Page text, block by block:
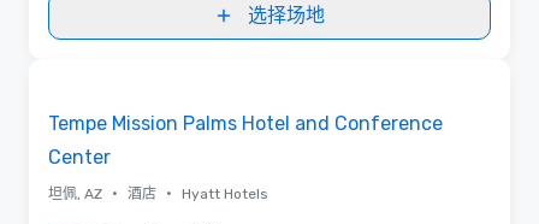
选择场地
Tempe Mission Palms Hotel and Conference
Center
坦佩, AZ • 酒店 • Hyatt Hotels